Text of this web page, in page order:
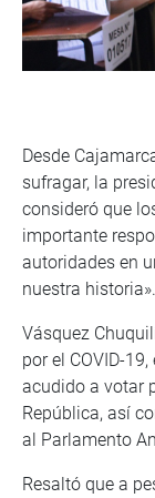
Desde
sufragar, la
consideró que
importante
autoridades en
nuestra historia».
Vásquez
por el COVID-
acudido a votar
República, así
al Parlamento
Resaltó que a